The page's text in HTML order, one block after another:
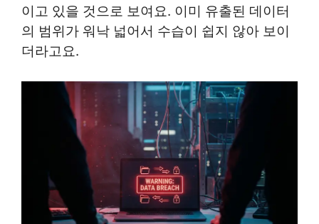
이고 있을 것으로 보여요. 이미 유출된 데이터
의 범위가 워낙 넓어서 수습이 쉽지 않아 보이
더라고요.